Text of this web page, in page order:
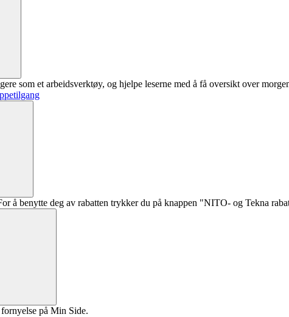
som et arbeidsverktøy, og hjelpe leserne med å få oversikt over
å benytte deg av rabatten trykker du på knappen "NITO- og Tekna
på Min Side.